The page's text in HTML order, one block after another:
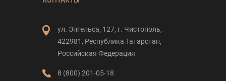
ул. Энгельса, 127, г. Чистополь,
422981, Республика Татарстан,
Российская Федерация
8 (800) 201-05-18